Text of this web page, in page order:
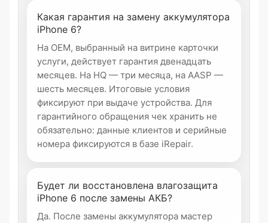
Какая гарантия на замену аккумулятора
iPhone 6?
На OEM, выбранный на витрине карточки
услуги, действует гарантия двенадцать
месяцев. На HQ — три месяца, на AASP —
шесть месяцев. Итоговые условия
фиксируют при выдаче устройства. Для
гарантийного обращения чек хранить не
обязательно: данные клиентов и серийные
номера фиксируются в базе iRepair.
Будет ли восстановлена влагозащита
iPhone 6 после замены АКБ?
Да. После замены аккумулятора мастер